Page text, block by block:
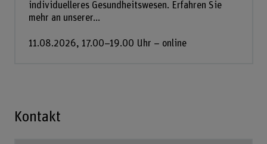
individuelleres Gesundheitswesen. Erfahren Sie
mehr an unserer...
11.08.2026, 17.00–19.00 Uhr – online
Kontakt